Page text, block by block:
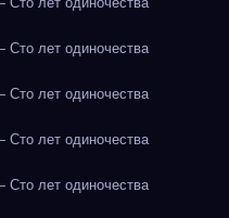
Сто лет одиночества
Сто лет одиночества
Сто лет одиночества
Сто лет одиночества